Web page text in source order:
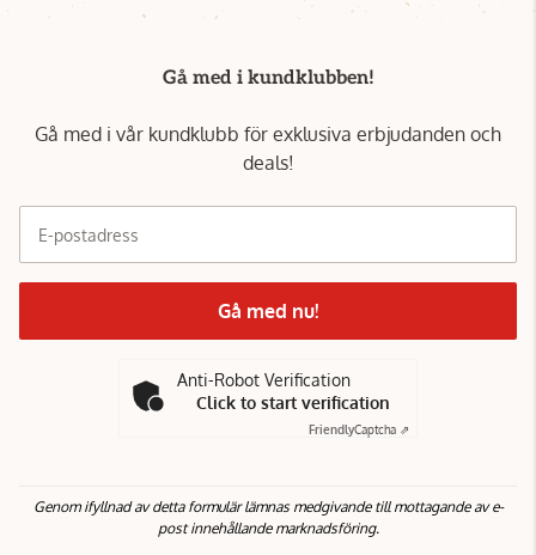
Gå med i kundklubben!
Gå med i vår kundklubb för exklusiva erbjudanden och
deals!
E-postadress
Gå med nu!
Anti-Robot Verification
Click to start verification
FriendlyCaptcha ⇗
Genom ifyllnad av detta formulär lämnas medgivande till mottagande av e-
post innehållande marknadsföring.